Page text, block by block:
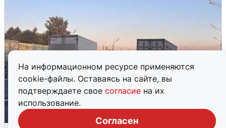
На информационном ресурсе применяются
cookie-файлы. Оставаясь на сайте, вы
подтверждаете свое согласие на их
использование.
Согласен